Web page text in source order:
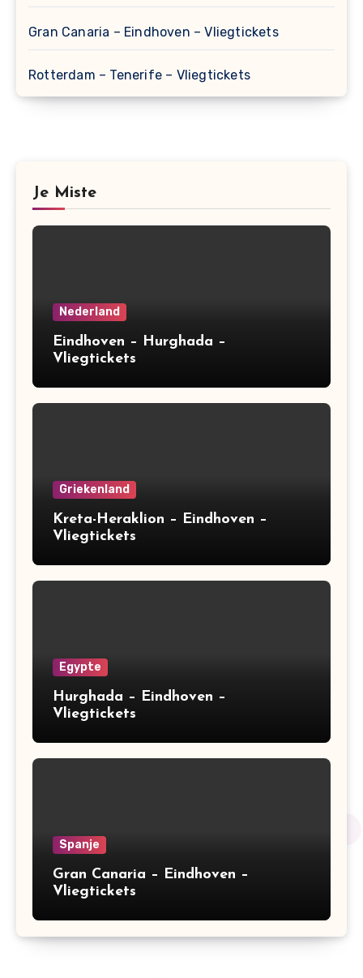
Gran Canaria – Eindhoven – Vliegtickets
Rotterdam – Tenerife – Vliegtickets
Je Miste
Nederland
Eindhoven – Hurghada –
Vliegtickets
Griekenland
Kreta-Heraklion – Eindhoven –
Vliegtickets
Egypte
Hurghada – Eindhoven –
Vliegtickets
Spanje
Gran Canaria – Eindhoven –
Vliegtickets